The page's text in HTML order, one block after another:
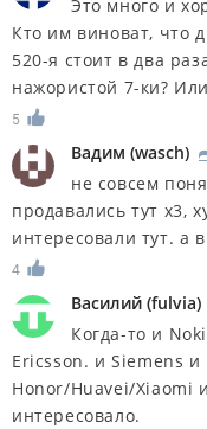
Это много и
Кто им виноват, что
520-я стоит в два
нажористой 7-ки?
5
Вадим (wasch)
не совсем
продавались тут х3,
интересовали тут. а
4
Василий (fulvia)
Когда-то и
Ericsson. и Siemens
Honor/Huavei/Xiaomi
интересовало.